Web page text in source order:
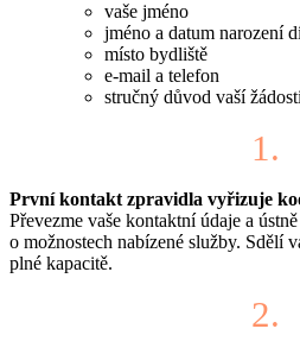
vaše jméno
jméno a datum narození
místo bydliště
e-mail a telefon
stručný důvod vaší
1.
První kontakt zpravidla vyřizuje
Převezme vaše kontaktní údaje a
o možnostech nabízené služby. Sdělí
plné kapacitě.
2.